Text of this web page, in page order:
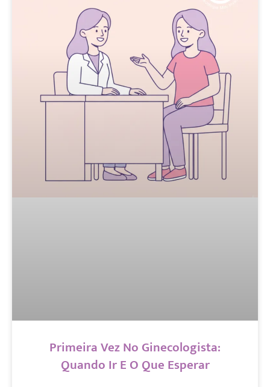
Primeira Vez No Ginecologista:
Quando Ir E O Que Esperar